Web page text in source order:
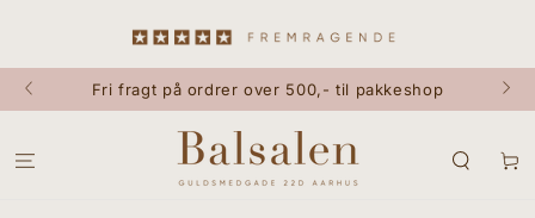
Fri fragt på ordrer over 500,- til pakkeshop
Kurv